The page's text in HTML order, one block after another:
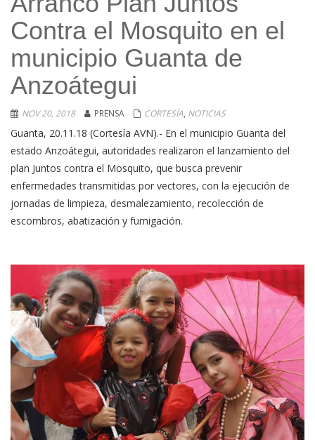
Contra el Mosquito en el
municipio Guanta de
Anzoátegui
NOV 20, 2018 PRENSA CORTESÍA, NOTICIAS
Guanta, 20.11.18 (Cortesía AVN).- En el municipio Guanta del
estado Anzoátegui, autoridades realizaron el lanzamiento del
plan Juntos contra el Mosquito, que busca prevenir
enfermedades transmitidas por vectores, con la ejecución de
jornadas de limpieza, desmalezamiento, recolección de
escombros, abatización y fumigación.